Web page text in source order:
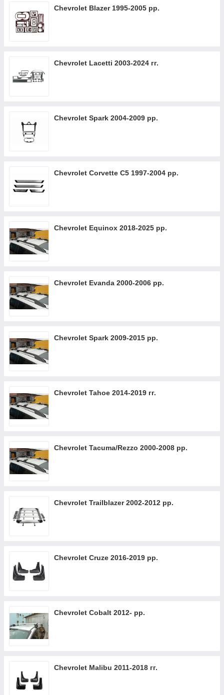
Chevrolet Blazer 1995-2005 рр.
Chevrolet Lacetti 2003-2024 гг.
Chevrolet Spark 2004-2009 рр.
Chevrolet Corvette C5 1997-2004 рр.
Chevrolet Equinox 2018-2025 рр.
Chevrolet Evanda 2000-2006 рр.
Chevrolet Spark 2009-2015 рр.
Chevrolet Tahoe 2014-2019 гг.
Chevrolet Tacuma/Rezzo 2000-2008 рр.
Chevrolet Trailblazer 2002-2012 рр.
Chevrolet Cruze 2016-2019 рр.
Chevrolet Cobalt 2012- рр.
Chevrolet Malibu 2011-2018 гг.